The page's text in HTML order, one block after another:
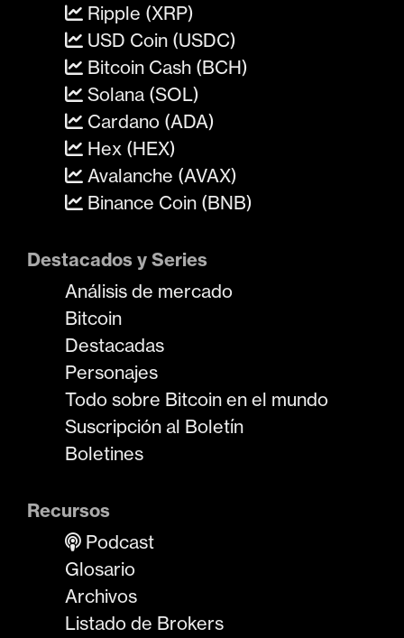
Ripple (XRP)
USD Coin (USDC)
Bitcoin Cash (BCH)
Solana (SOL)
Cardano (ADA)
Hex (HEX)
Avalanche (AVAX)
Binance Coin (BNB)
Destacados y Series
Análisis de mercado
Bitcoin
Destacadas
Personajes
Todo sobre Bitcoin en el mundo
Suscripción al Boletín
Boletines
Recursos
Podcast
Glosario
Archivos
Listado de Brokers